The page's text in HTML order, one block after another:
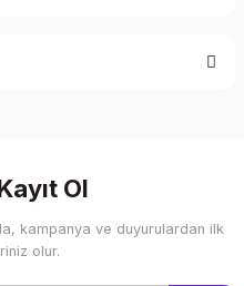
ederiz.
görüntülenemiyor.
Ol
kampanya ve duyurulardan ilk
olur.